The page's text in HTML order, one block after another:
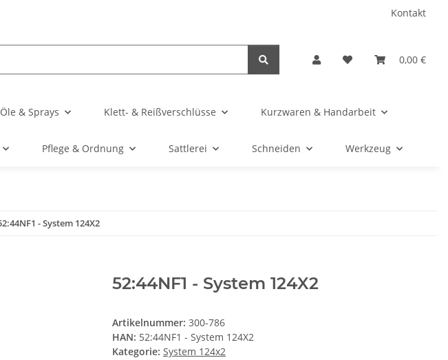
Kontakt
0,00 €
& Sprays Klett- & Reißverschlüsse Kurzwaren & Handarbeit
Pflege & Ordnung Sattlerei Schneiden Werkzeug
- System 124X2
52:44NF1 - System 124X2
Artikelnummer: 300-786
HAN: 52:44NF1 - System 124X2
Kategorie: System 124x2